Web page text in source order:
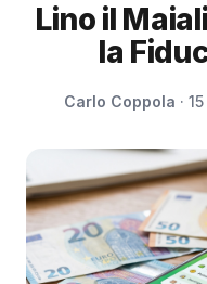
Lino il
la
Carlo Coppola ·